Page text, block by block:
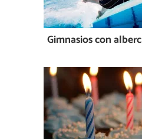
Gimnasios con